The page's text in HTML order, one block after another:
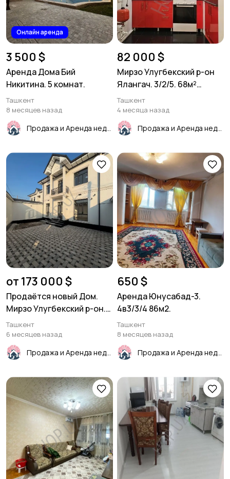
Онлайн аренда
3 500 $
Аренда Дома Бий
Никитина. 5 комнат.
Ташкент
8 месяцев назад
82 000 $
Мирзо Улугбекский р-он
Ялангач. 3/2/5. 68м²
Кирпич.
Ташкент
4 месяца назад
от 173 000 $
Продаётся новый Дом.
Мирзо Улугбекский р-он.
Алишеробод возле парка
Новый Узбекистан. 2
сотки земли.
Ташкент
6 месяцев назад
650 $
Аренда Юнусабад-3.
4в3/3/4 86м2.
Ташкент
8 месяцев назад